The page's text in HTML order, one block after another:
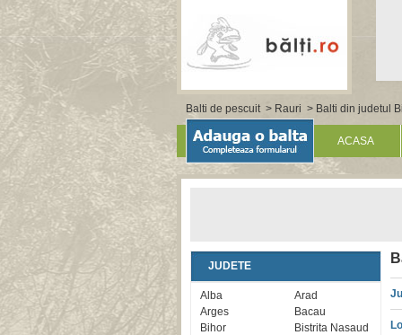
Balti de pescuit> Rauri > Balti din judetul
ACASA
JUDETE
Alba
Arad
Arges
Bacau
Bihor
Bistrita Nasaud